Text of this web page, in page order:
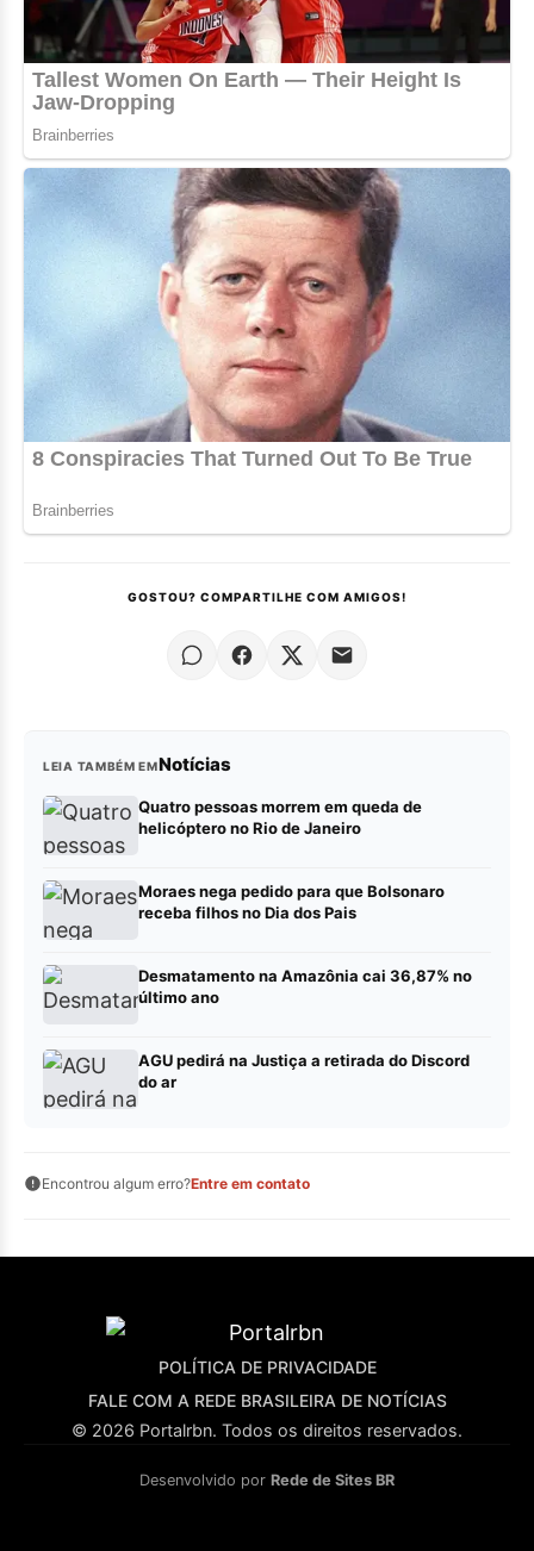
GOSTOU? COMPARTILHE COM AMIGOS!
LEIA TAMBÉM EMNotícias
Quatro pessoas morrem em queda de
helicóptero no Rio de Janeiro
Moraes nega pedido para que Bolsonaro
receba filhos no Dia dos Pais
Desmatamento na Amazônia cai 36,87% no
último ano
AGU pedirá na Justiça a retirada do Discord
do ar
Encontrou algum erro?Entre em contato
POLÍTICA DE PRIVACIDADE
FALE COM A REDE BRASILEIRA DE NOTÍCIAS
© 2026 Portalrbn. Todos os direitos reservados.
Desenvolvido por Rede de Sites BR